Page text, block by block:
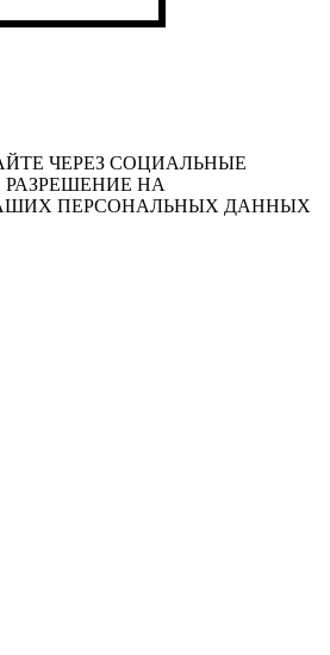
ЧЕРЕЗ СОЦИАЛЬНЫЕ
НА
ПЕРСОНАЛЬНЫХ ДАННЫХ